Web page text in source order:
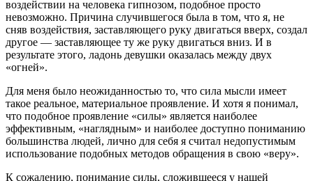
воздействии на человека гипнозом, подобное просто
невозможно. Причина случившегося была в том, что я, не
сняв воздействия, заставляющего руку двигаться вверх, создал
другое — заставляющее ту же руку двигаться вниз. И в
результате этого, ладонь девушки оказалась между двух
«огней».
Для меня было неожиданностью то, что сила мысли имеет
такое реальное, материальное проявление. И хотя я понимал,
что подобное проявление «силы» является наиболее
эффективным, «наглядным» и наиболее доступно пониманию
большинства людей, лично для себя я считал недопустимым
использование подобных методов обращения в свою «веру».
К сожалению, понимание силы, сложившееся у нашей